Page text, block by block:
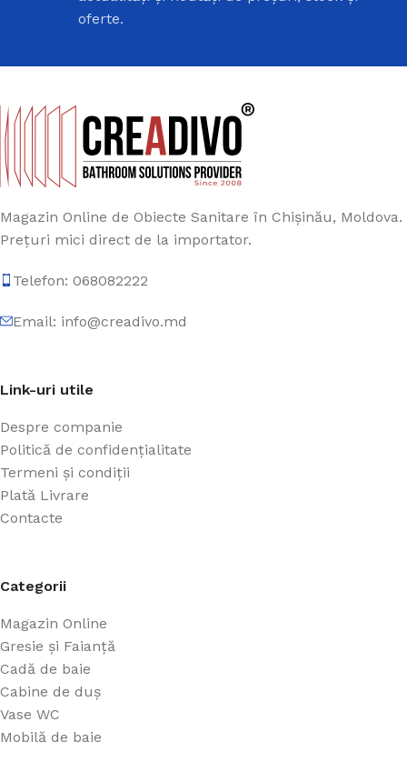
oferte.
Magazin Online de Obiecte Sanitare în Chișinău, Moldova.
Prețuri mici direct de la importator.
Telefon: 068082222
Email: info@creadivo.md
Link-uri utile
Despre companie
Politică de confidențialitate
Termeni și condiții
Plată Livrare
Contacte
Categorii
Magazin Online
Gresie și Faianță
Cadă de baie
Cabine de duș
Vase WC
Mobilă de baie